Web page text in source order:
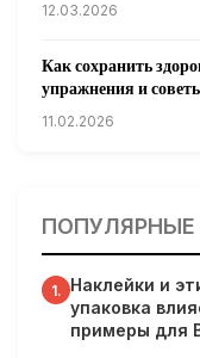
12.03.2026
Как сохранить
упражнения и
11.02.2026
31.01.2026
Гарвардские
сосудов в мозге
31.01.2026
1. Наклейки и
упаковка
примеры для